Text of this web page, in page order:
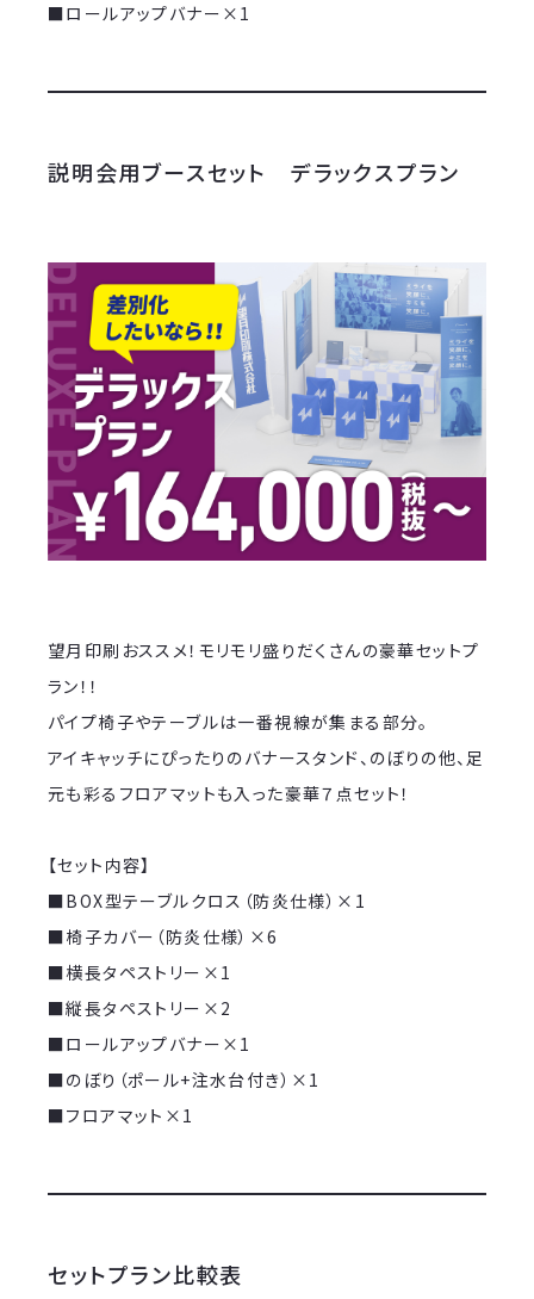
■ロールアップバナー×1
説明会用ブースセット デラックスプラン
望月印刷おススメ！モリモリ盛りだくさんの豪華セットプ
ラン！！
パイプ椅子やテーブルは一番視線が集まる部分。
アイキャッチにぴったりのバナースタンド、のぼりの他、足
元も彩るフロアマットも入った豪華７点セット！
【セット内容】
■BOX型テーブルクロス（防炎仕様）×1
■椅子カバー（防炎仕様）×6
■横長タペストリー×1
■縦長タペストリー×2
■ロールアップバナー×1
■のぼり（ポール+注水台付き）×1
■フロアマット×1
セットプラン比較表